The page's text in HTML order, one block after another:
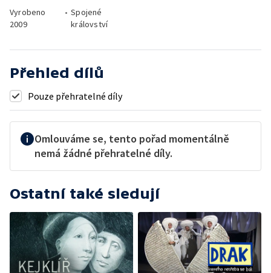
Vyrobeno
2009
• Spojené
království
Přehled dílů
Pouze přehratelné díly
Omlouváme se, tento pořad momentálně
nemá žádné přehratelné díly.
Ostatní také sledují